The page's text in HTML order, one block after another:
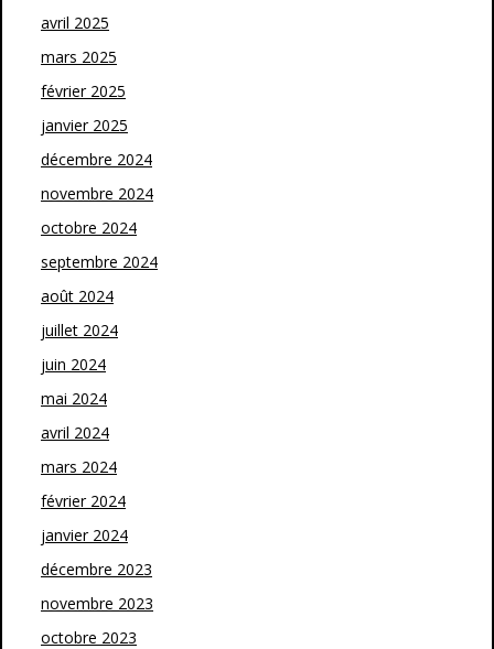
avril 2025
mars 2025
février 2025
janvier 2025
décembre 2024
novembre 2024
octobre 2024
septembre 2024
août 2024
juillet 2024
juin 2024
mai 2024
avril 2024
mars 2024
février 2024
janvier 2024
décembre 2023
novembre 2023
octobre 2023